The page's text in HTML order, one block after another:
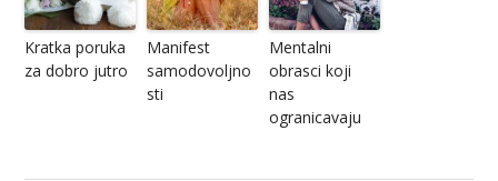
Kratka poruka
za dobro jutro
Manifest
samodovoljno
sti
Mentalni
obrasci koji
nas
ogranicavaju